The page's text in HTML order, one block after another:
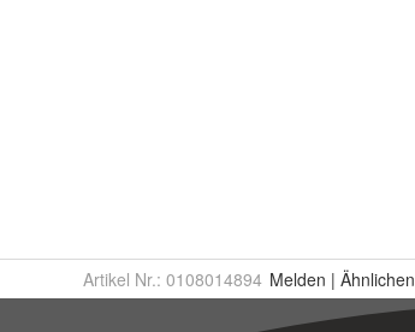
Artikel Nr.: 0108014894 Melden | Ähnlichen